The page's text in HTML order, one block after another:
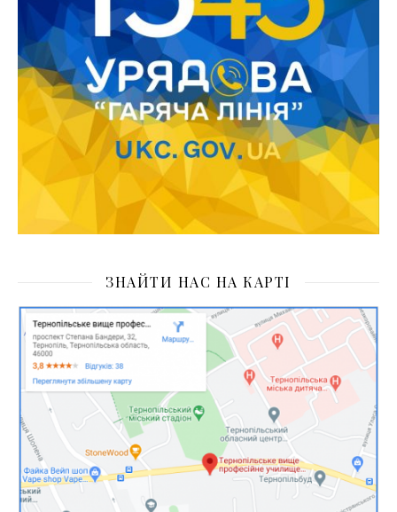
ЗНАЙТИ НАС НА КАРТІ